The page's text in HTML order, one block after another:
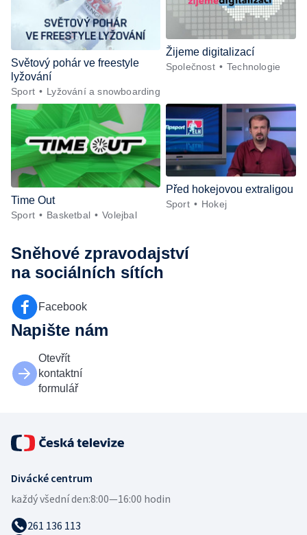
Světový pohár ve freestyle
lyžování
Sport Lyžování a snowboarding
Žijeme digitalizací
Společnost Technologie
Time Out
Sport Basketbal Volejbal
Před hokejovou extraligou
Sport Hokej
Sněhové zpravodajství
na sociálních sítích
Facebook
Napište nám
Otevřít
kontaktní
formulář
Divácké centrum
každý všední den:8:00—16:00 hodin
261 136 113